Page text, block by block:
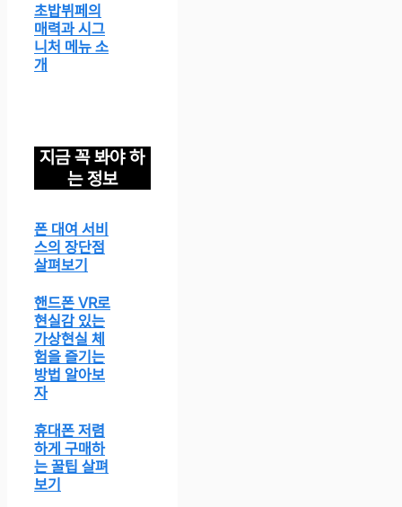
초밥뷔페의
매력과 시그
니처 메뉴 소
개
지금 꼭 봐야 하
는 정보
폰 대여 서비
스의 장단점
살펴보기
핸드폰 VR로
현실감 있는
가상현실 체
험을 즐기는
방법 알아보
자
휴대폰 저렴
하게 구매하
는 꿀팁 살펴
보기